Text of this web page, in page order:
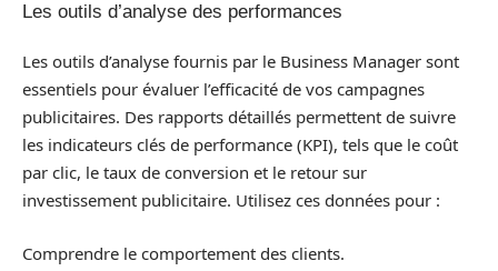
Les outils d’analyse des performances
Les outils d’analyse fournis par le Business Manager sont
essentiels pour évaluer l’efficacité de vos campagnes
publicitaires. Des rapports détaillés permettent de suivre
les indicateurs clés de performance (KPI), tels que le coût
par clic, le taux de conversion et le retour sur
investissement publicitaire. Utilisez ces données pour :
Comprendre le comportement des clients.